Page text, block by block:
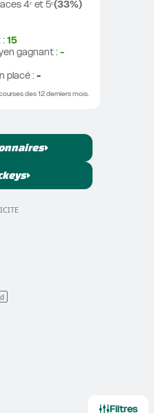
4ᵉ et 5ᵉ(33%)
: 15
gagnant : -
placé : -
des 12 derniers mois.
Filtres